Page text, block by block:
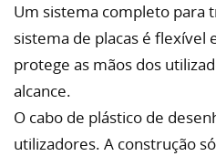
Um sistema completo para
sistema de placas é flexível
protege as mãos dos
alcance.
O cabo de plástico de
utilizadores. A construção